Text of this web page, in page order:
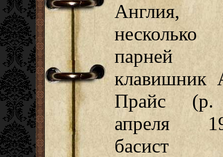
Англия,
несколько
клавишник
Прайс
апреля
басист